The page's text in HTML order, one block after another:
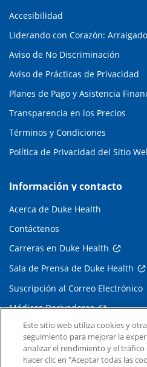
Accesibilidad
Liderando con Corazón:
Aviso de No Discriminación
Aviso de Prácticas de Privacidad
Planes de Pago y Asistencia
Transparencia en los Precios
Términos y Condiciones
Política de Privacidad del Sitio
Información y contacto
Acerca de Duke Health
Contáctenos
Carreras en Duke Health
Sala de Prensa de Duke Health
Suscripción al Correo Electrónico
Médicos Derivadores
Enlaces relacionados
Este sitio web utiliza cookies y
seguimiento para mejorar la
analizar el rendimiento y el
hacer clic en "Aceptar todas las